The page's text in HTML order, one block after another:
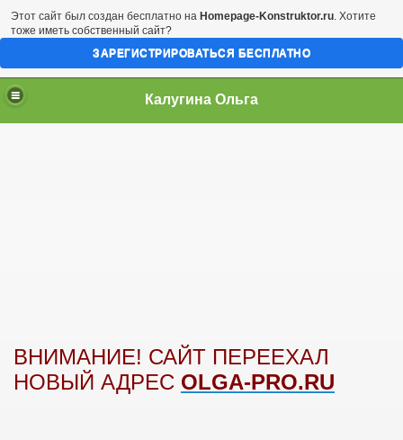
Калугина Ольга
ВНИМАНИЕ! САЙТ ПЕРЕЕХАЛ
НОВЫЙ АДРЕС OLGA-PRO.RU
Этот сайт был создан бесплатно на Homepage-Konstruktor.ru. Хотите
тоже иметь собственный сайт?
ЗАРЕГИСТРИРОВАТЬСЯ БЕСПЛАТНО